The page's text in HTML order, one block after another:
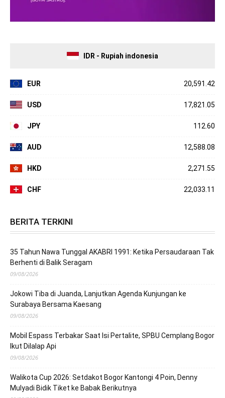
IDR - Rupiah indonesia
EUR 20,591.42
USD 17,821.05
JPY 112.60
AUD 12,588.08
HKD 2,271.55
CHF 22,033.11
BERITA TERKINI
35 Tahun Nawa Tunggal AKABRI 1991: Ketika Persaudaraan Tak
Berhenti di Balik Seragam
09/08/2026
Jokowi Tiba di Juanda, Lanjutkan Agenda Kunjungan ke
Surabaya Bersama Kaesang
09/08/2026
Mobil Espass Terbakar Saat Isi Pertalite, SPBU Cemplang Bogor
Ikut Dilalap Api
09/08/2026
Walikota Cup 2026: Setdakot Bogor Kantongi 4 Poin, Denny
Mulyadi Bidik Tiket ke Babak Berikutnya